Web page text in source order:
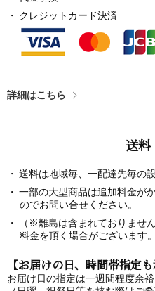
クレジットカード決済
詳細はこちら
送料
送料は地域毎、一配達先毎の
一部の大型商品は追加料金が
のでお問い合せください。
（※離島は含まれておりませ
料金を頂く場合がございます
【お届けの日、時間帯指定も
お届け日の指定は一週間程度余